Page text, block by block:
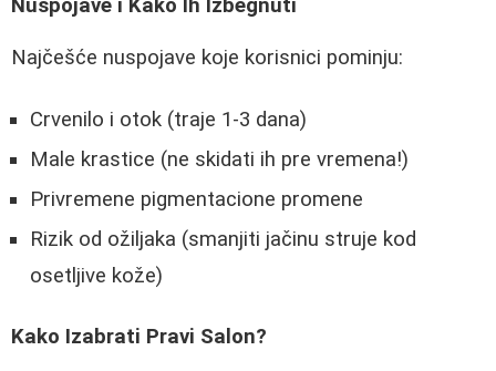
Nuspojave i Kako Ih Izbegnuti
Najčešće nuspojave koje korisnici pominju:
Crvenilo i otok (traje 1-3 dana)
Male krastice (ne skidati ih pre vremena!)
Privremene pigmentacione promene
Rizik od ožiljaka (smanjiti jačinu struje kod
osetljive kože)
Kako Izabrati Pravi Salon?